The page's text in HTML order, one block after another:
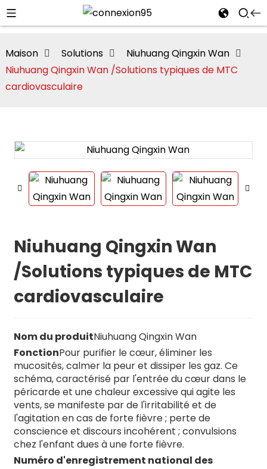
Maison Solutions
Niuhuang Qingxin Wan
Niuhuang Qingxin Wan /Solutions typiques de MTC
cardiovasculaire
Niuhuang Qingxin Wan
/Solutions typiques de MTC
cardiovasculaire
Nom du produitNiuhuang Qingxin Wan
FonctionPour purifier le cœur, éliminer les
mucosités, calmer la peur et dissiper les gaz. Ce
schéma, caractérisé par l'entrée du cœur dans le
péricarde et une chaleur excessive qui agite les
vents, se manifeste par de l'irritabilité et de
l'agitation en cas de forte fièvre ; perte de
conscience et discours incohérent ; convulsions
chez l'enfant dues à une forte fièvre.
Numéro d'enregistrement national des